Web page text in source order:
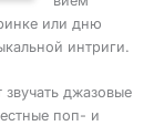
или дню
интриги.
джазовые
поп- и